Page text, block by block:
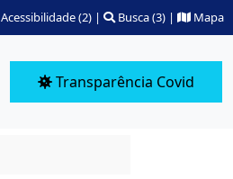
Acessibilidade (2) | Busca (3) | Mapa
Transparência Covid